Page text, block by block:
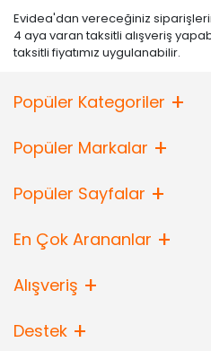
Evidea'dan vereceğiniz
4 aya varan taksitli alışveriş
taksitli fiyatımız uygulanabilir.
Popüler Kategoriler
Popüler Markalar
Popüler Sayfalar
En Çok Arananlar
Alışveriş
Destek